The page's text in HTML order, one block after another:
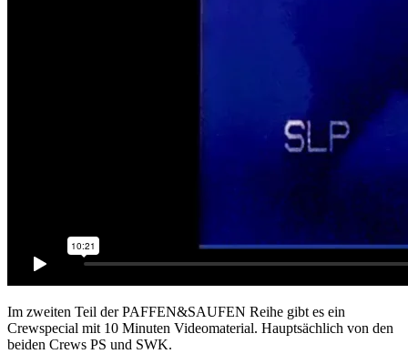
Im zweiten Teil der PAFFEN&SAUFEN Reihe gibt es ein
Crewspecial mit 10 Minuten Videomaterial. Hauptsächlich von den
beiden Crews PS und SWK.